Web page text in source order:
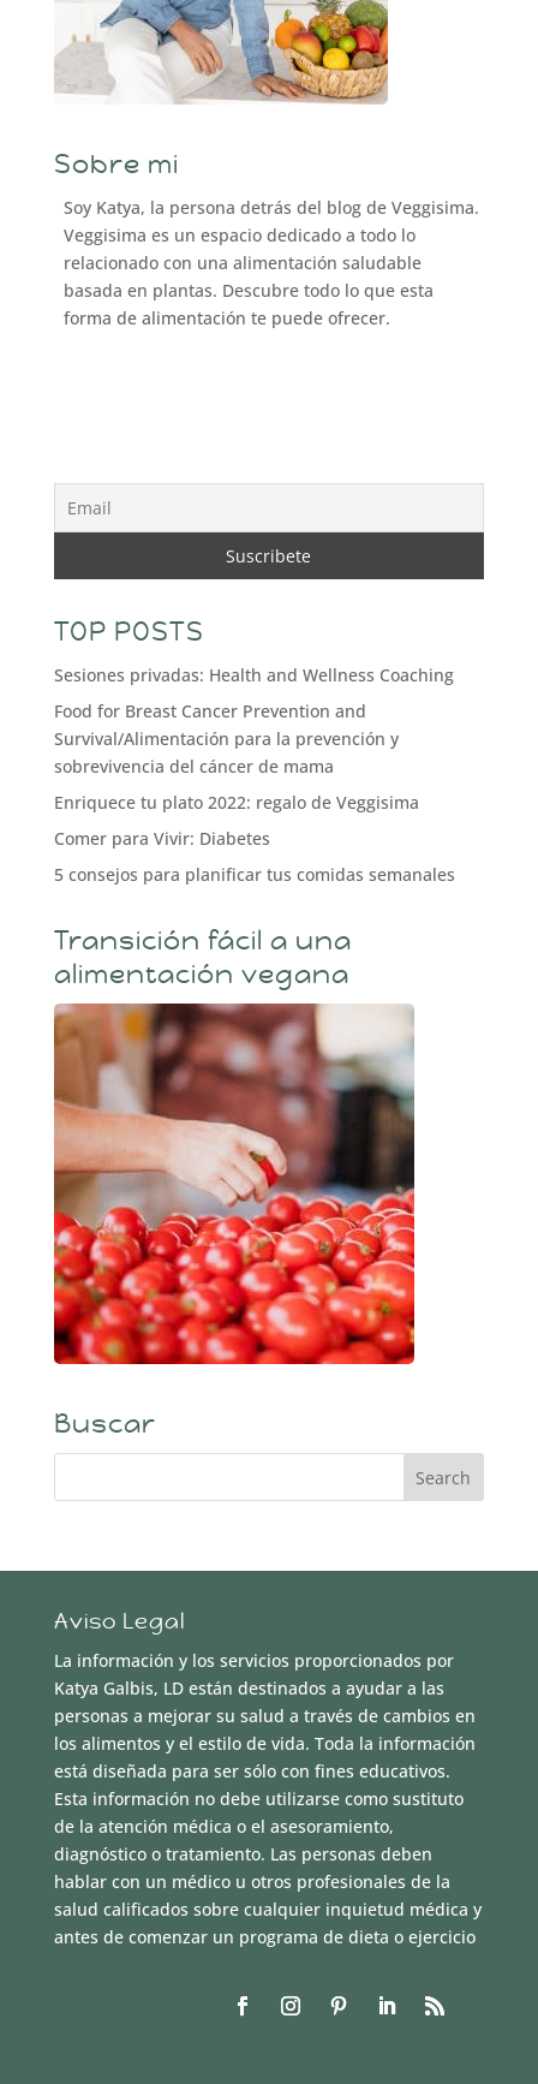
Sobre mi
Soy Katya, la persona detrás del blog de Veggisima.
Veggisima es un espacio dedicado a todo lo
relacionado con una alimentación saludable
basada en plantas. Descubre todo lo que esta
forma de alimentación te puede ofrecer.
TOP POSTS
Sesiones privadas: Health and Wellness Coaching
Food for Breast Cancer Prevention and
Survival/Alimentación para la prevención y
sobrevivencia del cáncer de mama
Enriquece tu plato 2022: regalo de Veggisima
Comer para Vivir: Diabetes
5 consejos para planificar tus comidas semanales
Transición fácil a una
alimentación vegana
Buscar
Aviso Legal
La información y los servicios proporcionados por
Katya Galbis, LD están destinados a ayudar a las
personas a mejorar su salud a través de cambios en
los alimentos y el estilo de vida. Toda la información
está diseñada para ser sólo con fines educativos.
Esta información no debe utilizarse como sustituto
de la atención médica o el asesoramiento,
diagnóstico o tratamiento. Las personas deben
hablar con un médico u otros profesionales de la
salud calificados sobre cualquier inquietud médica y
antes de comenzar un programa de dieta o ejercicio